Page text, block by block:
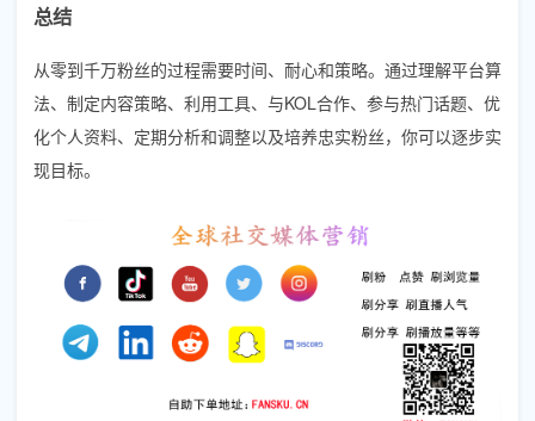
总结
从零到千万粉丝的过程需要时间、耐心和策略。通过理解平台算
法、制定内容策略、利用工具、与KOL合作、参与热门话题、优
化个人资料、定期分析和调整以及培养忠实粉丝，你可以逐步实
现目标。